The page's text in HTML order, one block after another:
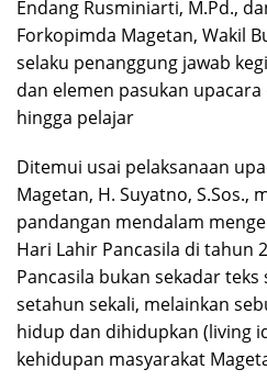
Endang Rusminiarti, M.Pd.,
Forkopimda Magetan, Wakil
selaku penanggung jawab
dan elemen pasukan upacara
hingga pelajar
Ditemui usai pelaksanaan
Magetan, H. Suyatno, S.Sos.,
pandangan mendalam
Hari Lahir Pancasila di tahun
Pancasila bukan sekadar
setahun sekali, melainkan
hidup dan dihidupkan (living
kehidupan masyarakat